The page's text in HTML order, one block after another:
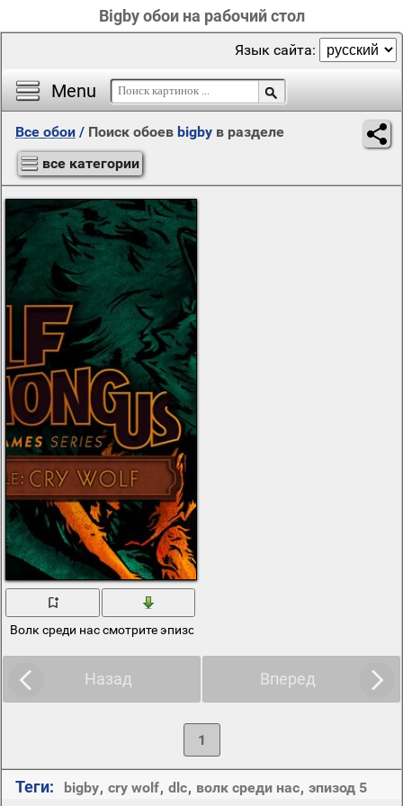
Bigby обои на рабочий стол
Menu
Язык сайта:
Все обои / Поиск обоев bigby в разделе
все категории
Волк среди нас смотрите эпизод 5
Назад Вперед
1
Теги: bigby, cry wolf, dlc, волк среди нас, эпизод 5